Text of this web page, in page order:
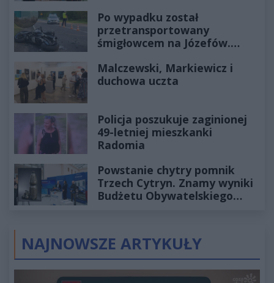
Po wypadku został
przetransportowany
śmigłowcem na Józefów.
Malczewski, Markiewicz i
duchowa uczta
Policja poszukuje zaginionej
49-letniej mieszkanki
Radomia
Powstanie chytry pomnik
Trzech Cytryn. Znamy wyniki
Budżetu Obywatelskiego
NAJNOWSZE ARTYKUŁY